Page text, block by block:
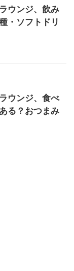
ウンジ、飲み
・ソフトドリ
ウンジ、食べ
る？おつまみ